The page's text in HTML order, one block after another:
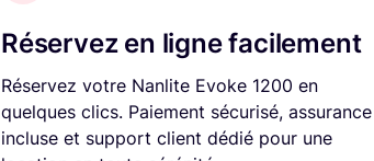
Réservez en ligne facilement
Réservez votre Nanlite Evoke 1200 en
quelques clics. Paiement sécurisé, assurance
incluse et support client dédié pour une